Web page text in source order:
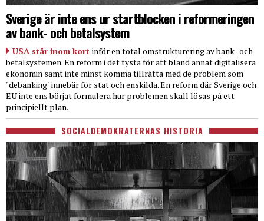
Sverige är inte ens ur startblocken i reformeringen
av bank- och betalsystem
USA står inom kort inför en total omstrukturering av bank- och
betalsystemen. En reform i det tysta för att bland annat digitalisera
ekonomin samt inte minst komma tillrätta med de problem som
"debanking" innebär för stat och enskilda. En reform där Sverige och
EU inte ens börjat formulera hur problemen skall lösas på ett
principiellt plan.
SOCIALDEMOKRATERNAS HISTORIA